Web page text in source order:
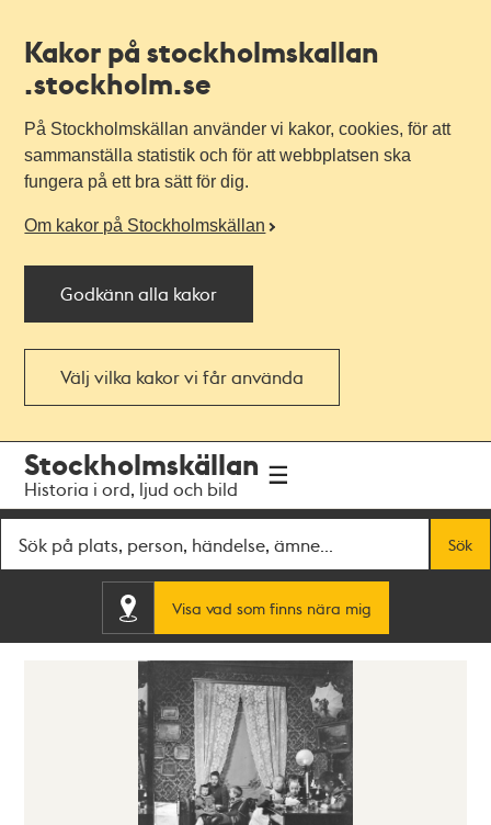
Kakor på stockholmskallan
.stockholm.se
På Stockholmskällan använder vi kakor, cookies, för att
sammanställa statistik och för att webbplatsen ska
fungera på ett bra sätt för dig.
Om kakor på Stockholmskällan
Godkänn alla kakor
Välj vilka kakor vi får använda
navigationen
huvudinnehållet
Stockholmskällan
Historia i ord, ljud och bild
Sök
Visa vad som finns nära mig